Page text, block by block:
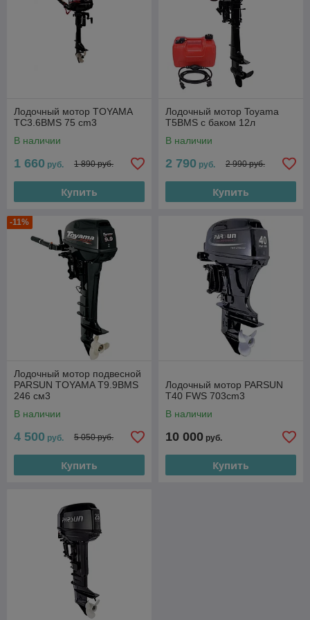
Лодочный мотор TOYAMA
TC3.6BMS 75 cm3
В наличии
1 660 руб. 1 890 руб.
Купить
Лодочный мотор Toyama
Т5ВМS с баком 12л
В наличии
2 790 руб. 2 990 руб.
Купить
-11%
Лодочный мотор подвесной
PARSUN TOYAMA Т9.9ВМS
246 см3
В наличии
4 500 руб. 5 050 руб.
Купить
Лодочный мотор PARSUN
Т40 FWS 703cm3
В наличии
10 000 руб.
Купить